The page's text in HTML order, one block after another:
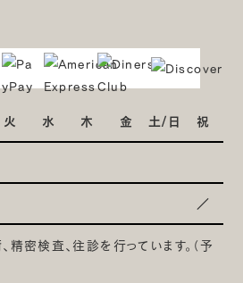
火 水 木 金 土/日 祝
／
密検査、往診を行っています。（予